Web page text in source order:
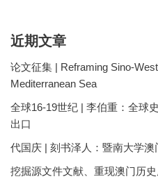
近期文章
论文征集 | Reframing Sino-
Mediterranean Sea
全球16-19世纪 | 李伯重：全球
出口
代国庆 | 刻书泽人：暨南大学
挖掘源文件文献、重现澳门历